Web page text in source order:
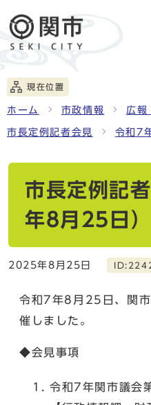
現在位置
ホーム 市政情報 広報
市長定例記者会見 令和7
市長定例記
年8月25日）
2025年8月25日
令和7年8月25日、関市
催しました。
◆会見事項
令和7年関市議会